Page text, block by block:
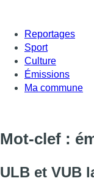
Reportages
Sport
Culture
Émissions
Ma commune
Mot-clef :
ULB et VUB